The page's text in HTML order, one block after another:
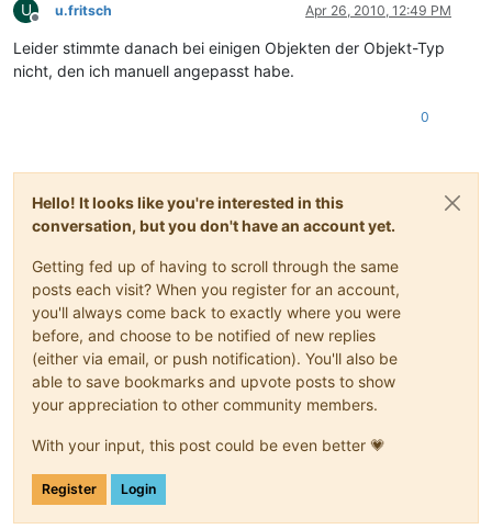
U
Offline
u.fritsch Apr 26, 2010, 12:49 PM
Leider stimmte danach bei einigen Objekten der Objekt-Typ
nicht, den ich manuell angepasst habe.
0
Hello! It looks like you're interested in this
conversation, but you don't have an account yet.
Getting fed up of having to scroll through the same
posts each visit? When you register for an account,
you'll always come back to exactly where you were
before, and choose to be notified of new replies
(either via email, or push notification). You'll also be
able to save bookmarks and upvote posts to show
your appreciation to other community members.
With your input, this post could be even better 💗
Register Login